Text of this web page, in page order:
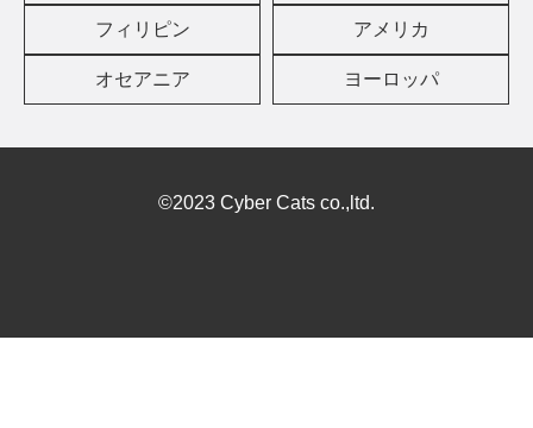
フィリピン アメリカ
オセアニア ヨーロッパ
©2023 Cyber Cats co.,ltd.